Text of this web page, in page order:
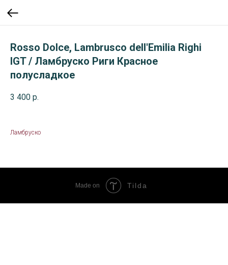
Rosso Dolce, Lambrusco dell'Emilia Righi
IGT / Ламбруско Риги Красное
полусладкое
3 400 р.
Ламбруско
Made on Tilda